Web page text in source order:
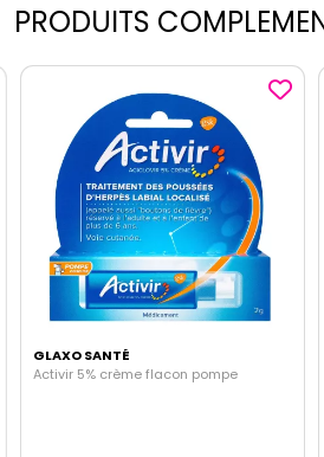
PRODUITS
GLAXO SANTÉ
Activir 5% crème flacon pompe